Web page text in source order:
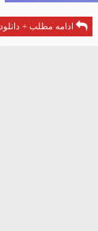
ادامه مطلب + دانلود